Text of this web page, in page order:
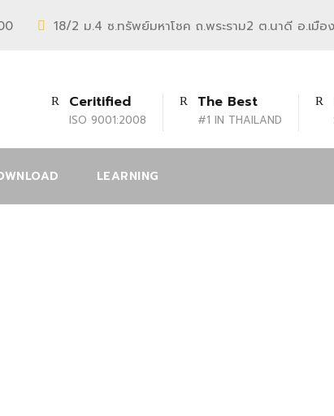
18/2 ม.4 ซ.ทรัพย์มหาโชค ถ.พระราม2 ต.นาดี อ.เมือ
Ceritified
ISO 9001:2008
The Best
#1 IN THAILAND
LEARNING